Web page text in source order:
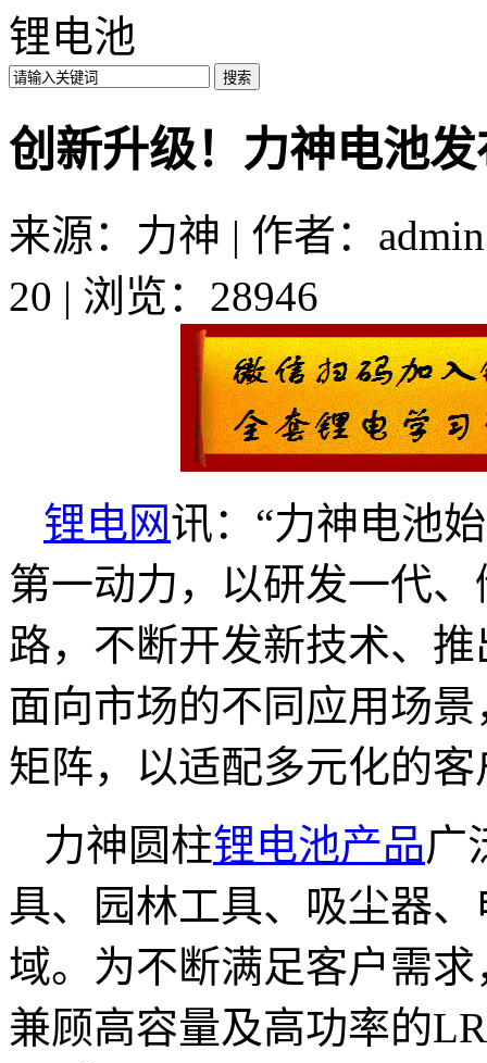
锂电池
创新升级！力神电池
来源：力神 | 作者：
20 | 浏览：28946
锂电网讯：“力神电池
第一动力，以研发一代
路，不断开发新技术、
面向市场的不同应用场
矩阵，以适配多元化的客
力神圆柱锂电池产品广
具、园林工具、吸尘器
域。为不断满足客户需
兼顾高容量及高功率的